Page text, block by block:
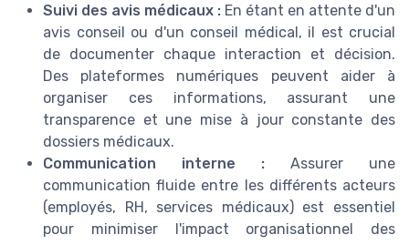
Suivi des avis médicaux : En étant en attente d'un
avis conseil ou d'un conseil médical, il est crucial
de documenter chaque interaction et décision.
Des plateformes numériques peuvent aider à
organiser ces informations, assurant une
transparence et une mise à jour constante des
dossiers médicaux.
Communication interne : Assurer une
communication fluide entre les différents acteurs
(employés, RH, services médicaux) est essentiel
pour minimiser l'impact organisationnel des